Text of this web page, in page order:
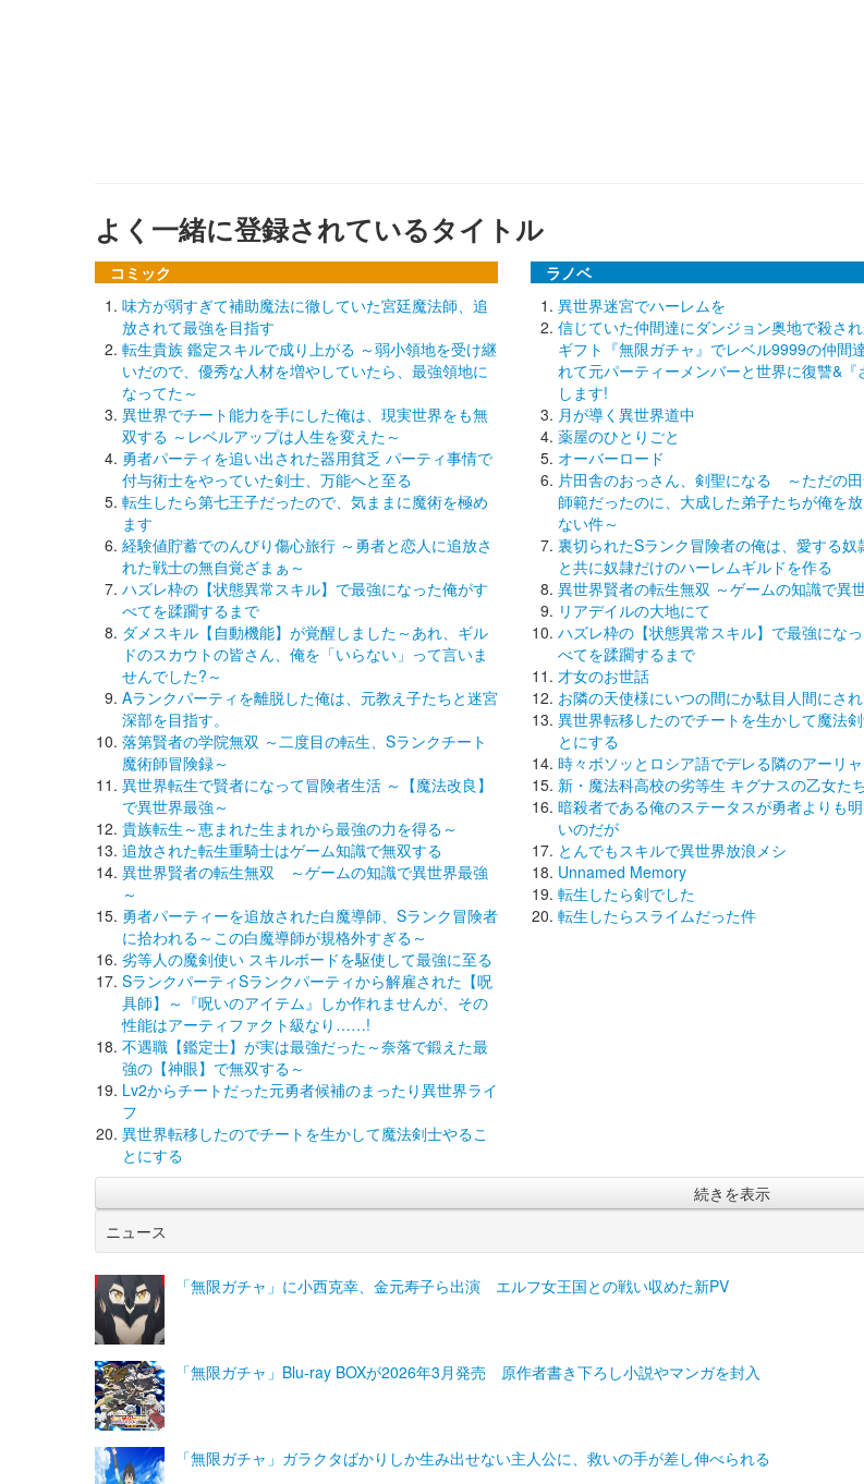
よく一緒に登録されているタイトル
コミック
味方が弱すぎて補助魔法に徹していた宮廷魔法師、追
放されて最強を目指す
転生貴族 鑑定スキルで成り上がる ～弱小領地を受け継
いだので、優秀な人材を増やしていたら、最強領地に
なってた～
異世界でチート能力を手にした俺は、現実世界をも無
双する ～レベルアップは人生を変えた～
勇者パーティを追い出された器用貧乏 パーティ事情で
付与術士をやっていた剣士、万能へと至る
転生したら第七王子だったので、気ままに魔術を極め
ます
経験値貯蓄でのんびり傷心旅行 ～勇者と恋人に追放さ
れた戦士の無自覚ざまぁ～
ハズレ枠の【状態異常スキル】で最強になった俺がす
べてを蹂躙するまで
ダメスキル【自動機能】が覚醒しました～あれ、ギル
ドのスカウトの皆さん、俺を「いらない」って言いま
せんでした?～
Aランクパーティを離脱した俺は、元教え子たちと迷宮
深部を目指す。
落第賢者の学院無双 ～二度目の転生、Sランクチート
魔術師冒険録～
異世界転生で賢者になって冒険者生活 ～【魔法改良】
で異世界最強～
貴族転生～恵まれた生まれから最強の力を得る～
追放された転生重騎士はゲーム知識で無双する
異世界賢者の転生無双 ～ゲームの知識で異世界最強
～
勇者パーティーを追放された白魔導師、Sランク冒険者
に拾われる～この白魔導師が規格外すぎる～
劣等人の魔剣使い スキルボードを駆使して最強に至る
SランクパーティSランクパーティから解雇された【呪
具師】～『呪いのアイテム』しか作れませんが、その
性能はアーティファクト級なり……!
不遇職【鑑定士】が実は最強だった～奈落で鍛えた最
強の【神眼】で無双する～
Lv2からチートだった元勇者候補のまったり異世界ライ
フ
異世界転移したのでチートを生かして魔法剣士やるこ
とにする
ラノベ
異世界迷宮でハーレムを
信じていた仲間達にダンジョン奥地で殺さ
ギフト『無限ガチャ』でレベル9999の仲間
れて元パーティーメンバーと世界に復讐&『
します!
月が導く異世界道中
薬屋のひとりごと
オーバーロード
片田舎のおっさん、剣聖になる ～ただの
師範だったのに、大成した弟子たちが俺を
ない件～
裏切られたSランク冒険者の俺は、愛する奴
と共に奴隷だけのハーレムギルドを作る
異世界賢者の転生無双 ～ゲームの知識で異
リアデイルの大地にて
ハズレ枠の【状態異常スキル】で最強にな
べてを蹂躙するまで
才女のお世話
お隣の天使様にいつの間にか駄目人間にさ
異世界転移したのでチートを生かして魔法
とにする
時々ボソッとロシア語でデレる隣のアーリ
新・魔法科高校の劣等生 キグナスの乙女た
暗殺者である俺のステータスが勇者よりも
いのだが
とんでもスキルで異世界放浪メシ
Unnamed Memory
転生したら剣でした
転生したらスライムだった件
続きを表示
ニュース
「無限ガチャ」に小西克幸、金元寿子ら出演 エルフ女王国との戦い収めた新PV
「無限ガチャ」Blu-ray BOXが2026年3月発売 原作者書き下ろし小説やマンガを封入
「無限ガチャ」ガラクタばかりしか生み出せない主人公に、救いの手が差し伸べられる